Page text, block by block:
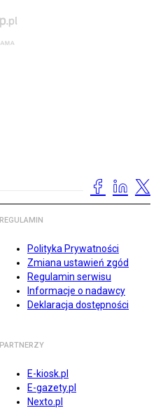
REGULAMIN
Polityka Prywatności
Zmiana ustawień zgód
Regulamin serwisu
Informacje o nadawcy
Deklaracja dostępności
PARTNERZY
E-kiosk.pl
E-gazety.pl
Nexto.pl